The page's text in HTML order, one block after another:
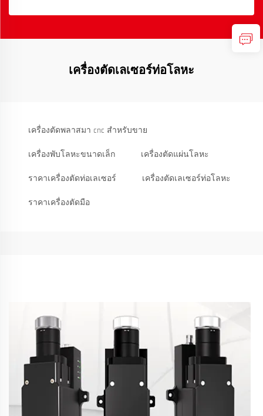
เครื่องตัดเลเซอร์ท่อโลหะ
เครื่องตัดพลาสมา cnc สำหรับขาย
เครื่องพับโลหะขนาดเล็ก เครื่องตัดแผ่นโลหะ
ราคาเครื่องตัดท่อเลเซอร์ เครื่องตัดเลเซอร์ท่อโลหะ
ราคาเครื่องตัดมือ